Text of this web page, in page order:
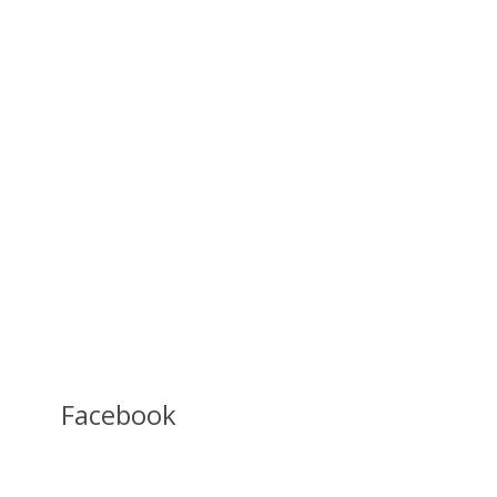
Facebook